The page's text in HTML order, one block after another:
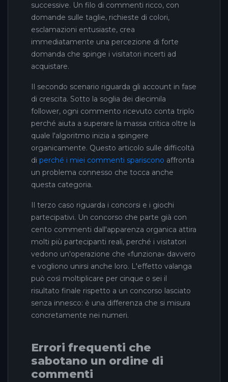
successive. Un filo di commenti ricco, con
domande sulle taglie, richieste di colori,
esclamazioni entusiaste, crea
immediatamente una percezione di forte
domanda che spinge i visitatori incerti ad
acquistare.
Il secondo scenario riguarda gli account in fase
di crescita. Sotto la soglia dei diecimila
follower, ogni commento ricevuto conta triplo
perché aiuta a superare la massa critica oltre la
quale l'algoritmo inizia a spingere
organicamente. Questo articolo sulle difficoltà
di perché i miei commenti spariscono affronta
un problema connesso che tocca anche
questa categoria.
Il terzo caso riguarda i concorsi e i giochi
partecipativi. Un concorso che parte già con
cento commenti dall'apparenza organica attira
molti più partecipanti reali, perché i visitatori
vedono un'operazione che «funziona» davvero
e vogliono unirsi anche loro. L'effetto valanga
può così moltiplicare per cinque o sei il
risultato finale rispetto a un concorso lasciato
senza innesco: è una differenza che si misura
concretamente nei numeri.
Errori frequenti che
sabotano un ordine di
commenti